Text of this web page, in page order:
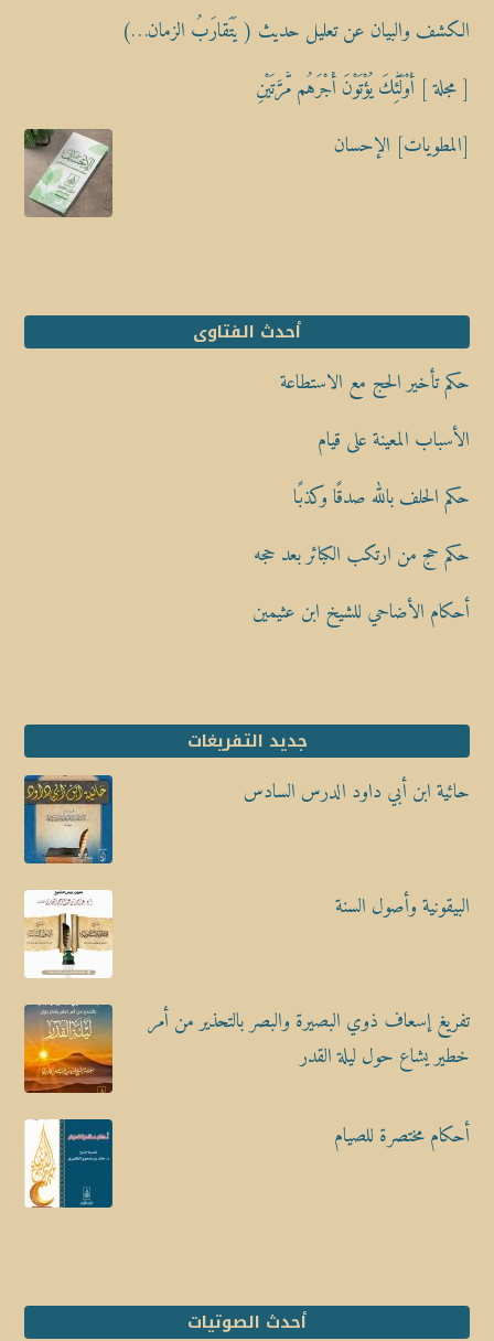
الكشف والبيان عن تعليل حديث ( يَتَقارَبُ الزمان…)
[ مجلة ] أُوْلَٰٓئِكَ يُؤْتَوْنَ أَجْرَهُم مَّرَّتَيْنِ
[المطويات] الإحسان
أحدث الفتاوى
حكم تأخير الحج مع الاستطاعة
الأسباب المعينة على قيام
حكم الحلف بالله صدقًا وكذبًا
حكم حج من ارتكب الكبائر بعد حجه
أحكام الأضاحي للشيخ ابن عثيمين
جديد التفريغات
حائية ابن أبي داود الدرس السادس
البيقونية وأصول السنة
تفريغ إسعاف ذوي البصيرة والبصر بالتحذير من أمر
خطير يشاع حول ليلة القدر
أحكام مختصرة للصيام
أحدث الصوتيات